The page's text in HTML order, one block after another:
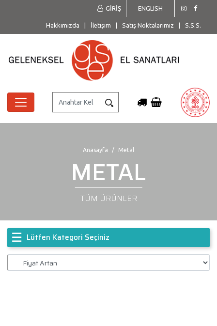
ENGLISH
GİRİŞ
Hakkımızda İletişim Satış Noktalarımız S.S.S.
Anasayfa Metal
METAL
TÜM ÜRÜNLER
☰ Lütfen Kategori Seçiniz